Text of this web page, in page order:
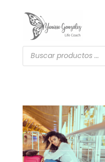
Búsqueda
de
productos